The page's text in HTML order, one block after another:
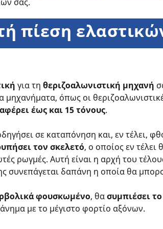
πίεση
για τη θεριζοαλωνιστική μηχανή
μηχανήματα, όπως οι
έως και 15 τόνους.
σε καταπόνηση και, εν τέλει,
τον σκελετό, ο οποίος εν τέλει
ρωγμές. Αυτή είναι η αρχή του
συνεπάγεται δαπάνη η οποία θα
φουσκωμένο, θασυμπιέσει
με το μέγιστο φορτίο αξόνων.